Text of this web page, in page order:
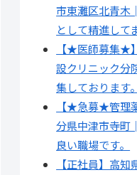
市東灘区北青木
として精進して
【★医師募集★
設クリニック分
集しております。
【★急募★管理
分県中津市寺町
良い職場です。
【正社員】高